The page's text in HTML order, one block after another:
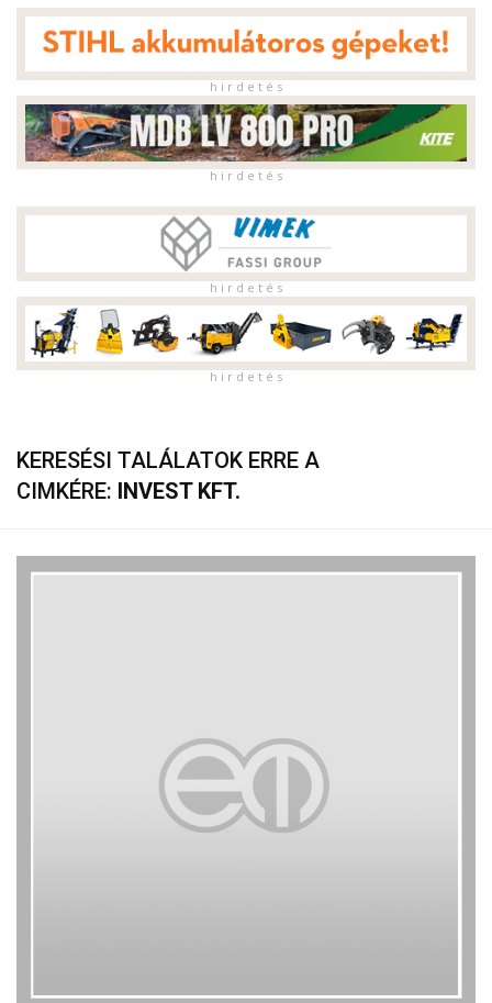
h i r d e t é s
h i r d e t é s
h i r d e t é s
h i r d e t é s
KERESÉSI TALÁLATOK ERRE A
CIMKÉRE: INVEST KFT.